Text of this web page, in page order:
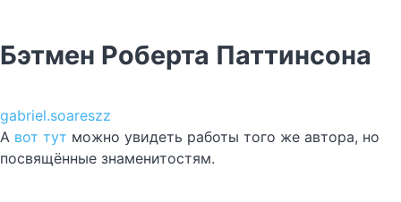
Бэтмен Роберта Паттинсона
gabriel.soareszz
А вот тут можно увидеть работы того же автора, но
посвящённые знаменитостям.